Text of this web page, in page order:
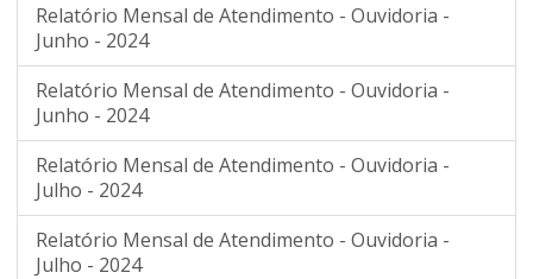
Relatório Mensal de Atendimento - Ouvidoria -
Junho - 2024
Relatório Mensal de Atendimento - Ouvidoria -
Junho - 2024
Relatório Mensal de Atendimento - Ouvidoria -
Julho - 2024
Relatório Mensal de Atendimento - Ouvidoria -
Julho - 2024